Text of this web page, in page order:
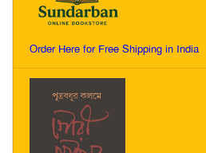
Order Here for Free Shipping in India